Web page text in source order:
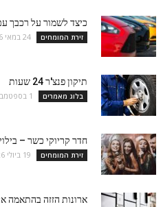
כיצד לשמור על רכבך
זירת המומחים 24 במאי 2026
תיקון פנצ'ר 24 שעות
בלוג מאמרים 1 בספטמבר 2024
חדר קריוקי כשר –
זירת המומחים 19 ביולי 2026
ארונות הזזה בהתאמה